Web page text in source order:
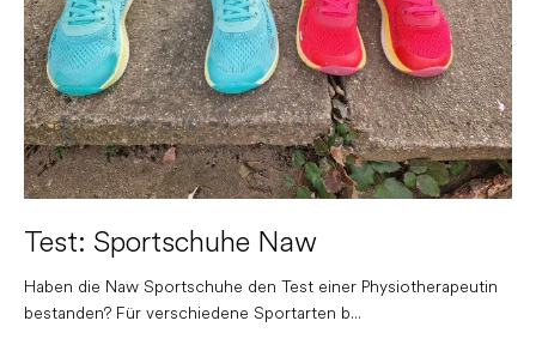
d
e
r
A
r
t
i
k
e
Test: Sportschuhe Naw
Haben die Naw Sportschuhe den Test einer Physiotherapeutin
bestanden? Für verschiedene Sportarten b...